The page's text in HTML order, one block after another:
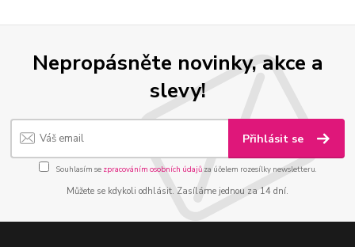
Nepropásněte novinky, akce a
slevy!
Přihlásit se
Souhlasím se zpracováním osobních údajůza účelem rozesílky newsletteru.
Můžete se kdykoli odhlásit. Zasíláme jednou za 14 dní.